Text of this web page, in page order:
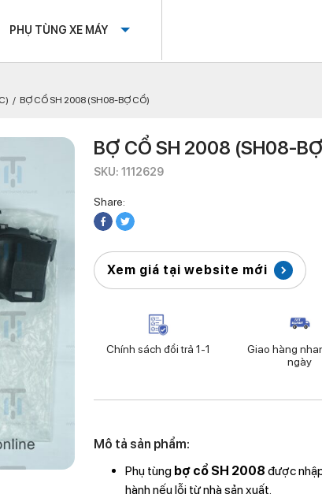
PHỤ TÙNG XE MÁY
BỢ CỔ SH 2008 (SH08-BỢ CỔ)
BỢ CỔ SH 2008 (SH08-
SKU: 1112629
Share:
Xem giá tại website mới
Chính sách đổi trả 1-1
Giao hàng
ngày
Mô tả sản phẩm:
Phụ tùng bợ cổ SH 2008 được
hành nếu lỗi từ nhà sản xuất.